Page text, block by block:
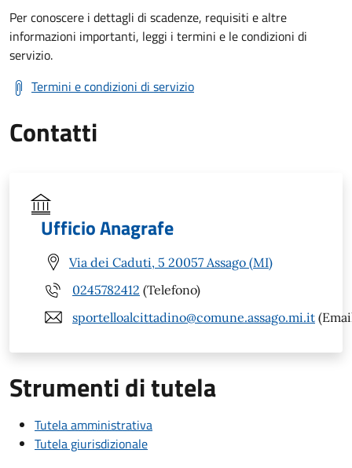
Per conoscere i dettagli di scadenze, requisiti e altre
informazioni importanti, leggi i termini e le condizioni di
servizio.
Termini e condizioni di servizio
Contatti
Ufficio Anagrafe
Via dei Caduti, 5 20057 Assago (MI)
0245782412 (Telefono)
sportelloalcittadino@comune.assago.mi.it
Strumenti di tutela
Tutela amministrativa
Tutela giurisdizionale